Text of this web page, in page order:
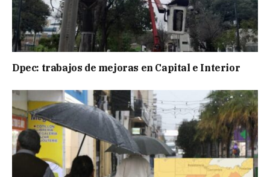
Dpec: trabajos de mejoras en Capital e Interior